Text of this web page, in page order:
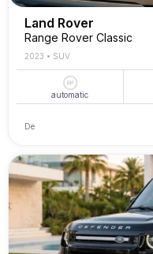
Land Rover
Range Rover Classic
2023 • SUV
automatic
De